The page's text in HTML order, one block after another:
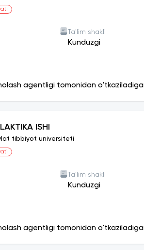
Ta'lim shakli
Kunduzgi
agentligi tomonidan
ISHI
tibbiyot universiteti
Ta'lim shakli
Kunduzgi
agentligi tomonidan